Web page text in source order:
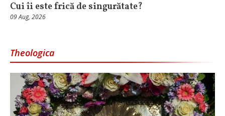
Cui îi este frică de singurătate?
09 Aug, 2026
Theologica